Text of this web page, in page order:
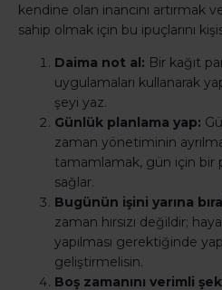
kendine olan inancını artırmak
sahip olmak için bu ipuçlarını
Daima not al: Bir kağıt
uygulamaları kullanarak
şeyi yaz.
Günlük planlama yap:
zaman yönetiminin
tamamlamak, gün için bir
sağlar.
Bugünün işini yarına
zaman hırsızı değildir;
yapılması gerektiğinde
geliştirmelisin.
Boş zamanını verimli